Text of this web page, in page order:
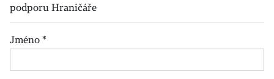
podporu Hraničáře
Jméno*